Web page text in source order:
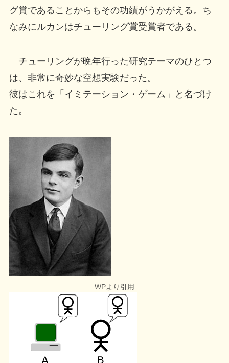
グ賞であることからもその功績がうかがえる。ち
なみにルカンはチューリング賞受賞者である。
チューリングが晩年行った研究テーマのひとつ
は、非常に奇妙な空想実験だった。
彼はこれを「イミテーション・ゲーム」と名づけ
た。
WPより引用